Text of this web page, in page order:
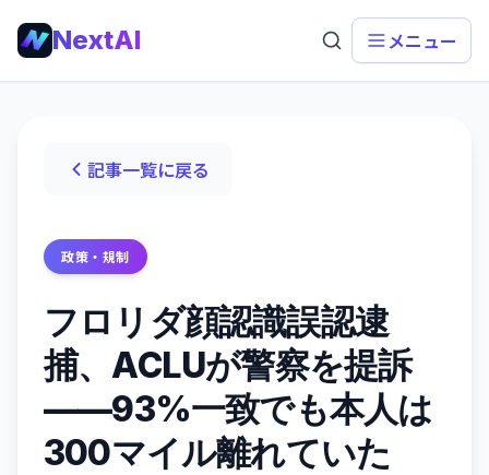
NextAI メニュー
記事一覧に戻る
政策・規制
フロリダ顔認識誤認逮
捕、ACLUが警察を提訴
——93%一致でも本人は
300マイル離れていた